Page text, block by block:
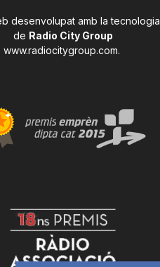
desenvolupat amb la tecnologia
de Radio City Group
www.radiocitygroup.com.